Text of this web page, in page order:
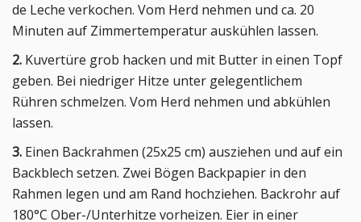
de Leche verkochen. Vom Herd nehmen und ca. 20
Minuten auf Zimmertemperatur auskühlen lassen.
2. Kuvertüre grob hacken und mit Butter in einen Topf
geben. Bei niedriger Hitze unter gelegentlichem
Rühren schmelzen. Vom Herd nehmen und abkühlen
lassen.
3. Einen Backrahmen (25x25 cm) ausziehen und auf ein
Backblech setzen. Zwei Bögen Backpapier in den
Rahmen legen und am Rand hochziehen. Backrohr auf
180°C Ober-/Unterhitze vorheizen. Eier in einer